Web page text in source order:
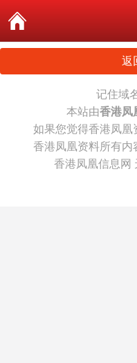
返
记住域
本站由香港凤
如果您觉得香港凤凰
香港凤凰资料所有内
香港凤凰信息网